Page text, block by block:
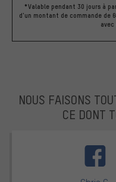
*Valable pendant 30 jours à
d'un montant de commande de
NOUS FAISONS
CE DONT